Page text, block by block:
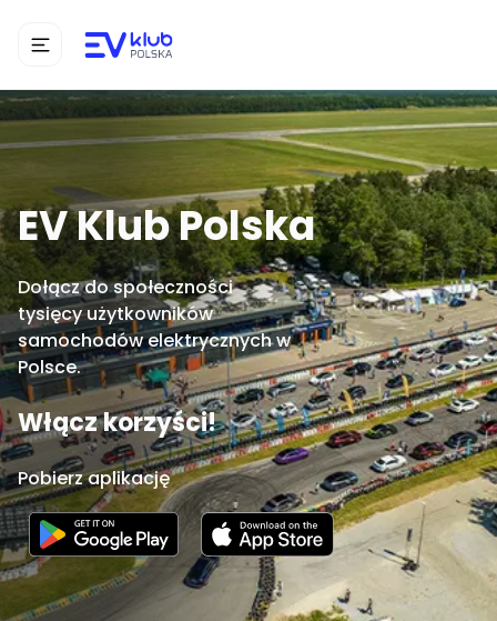
EV Klub Polska
Dołącz do społeczności
tysięcy użytkowników
samochodów elektrycznych w
Polsce.
Włącz korzyści!
Pobierz aplikację